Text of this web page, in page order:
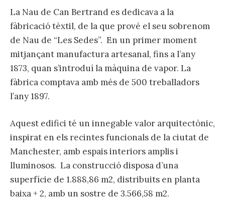
La Nau de Can Bertrand es dedicava a la
fàbricació tèxtil, de la que prové el seu sobrenom
de Nau de “Les Sedes”. En un primer moment
mitjançant manufactura artesanal, fins a l’any
1873, quan s’introduí la màquina de vapor. La
fàbrica comptava amb més de 500 treballadors
l’any 1897.
Aquest edifici té un innegable valor arquitectònic,
inspirat en els recintes funcionals de la ciutat de
Manchester, amb espais interiors amplis i
lluminosos. La construcció disposa d’una
superfície de 1.888,86 m2, distribuits en planta
baixa + 2, amb un sostre de 3.566,58 m2.